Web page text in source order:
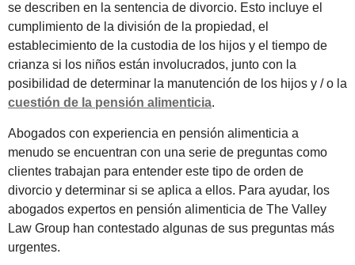
se describen en la sentencia de divorcio. Esto incluye el
cumplimiento de la división de la propiedad, el
establecimiento de la custodia de los hijos y el tiempo de
crianza si los niños están involucrados, junto con la
posibilidad de determinar la manutención de los hijos y / o la
cuestión de la pensión alimenticia.
Abogados con experiencia en pensión alimenticia a
menudo se encuentran con una serie de preguntas como
clientes trabajan para entender este tipo de orden de
divorcio y determinar si se aplica a ellos. Para ayudar, los
abogados expertos en pensión alimenticia de The Valley
Law Group han contestado algunas de sus preguntas más
urgentes.